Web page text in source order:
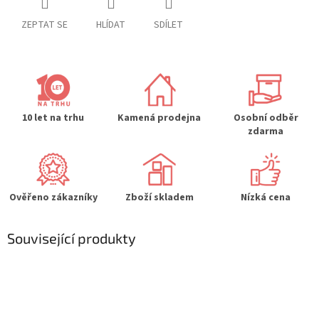
ZEPTAT SE HLÍDAT SDÍLET
10 let na trhu Kamená prodejna
Osobní odběr
zdarma
Ověřeno zákazníky Zboží skladem Nízká cena
Související produkty